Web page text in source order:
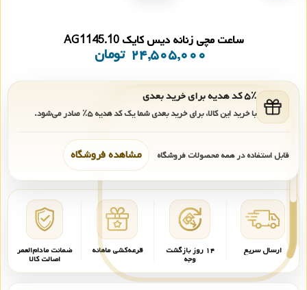
ساعت مچی زنانه دیس کایک AG1145.10
۲۴,۵۰۵,۰۰۰ تومان
۵٪ کد هدیه برای خرید بعدی
با خرید این کالا، برای خرید بعدی شما یک کد هدیه۵٪ صادر می‌شود.
قابل استفاده در همه محصولات فروشگاه مشاهده فروشگاه
ارسال سریع ۱۴ روز بازگشت
وجه
قرعه‌کشی ماهانه ضمانت مادام‌العمر
اصالت کالا